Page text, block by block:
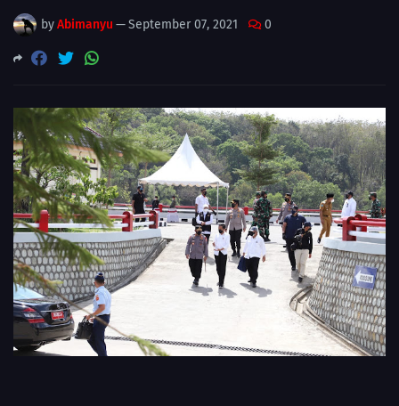
byAbimanyu —September 07, 2021 0